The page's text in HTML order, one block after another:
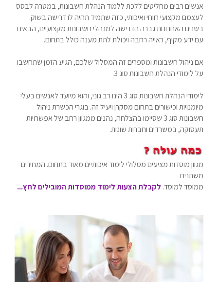
אנשים רבים מחליטים ללכת ללמוד הנהלת חשבונות, במטרה לבסס
לעצמם מקצועי רווחי ואיכותי, כזה שתמיד תהיה לו דרישה בשוק.
בשנים האחרונות גברה הדרישה למנהלי חשבונות מקצועיים, הבאים
עם ידע מקיף, ראייה רחבה ויכולת לתת מענה כולל בתחום.
אם ניהול חשבונות ומספרים זה המסלול שלכם, הגיע הזמן שתחשבו
על לימודי הנהלת חשבונות סוג 3.
לימודי הנהלת חשבונות סוג 3 הינו רב גוני, והוא מיועד לאנשים בעלי
מיומנויות וכישורים בתחום מסקרן ויעיל זה. בוגרי הכשרת ניהול
חשבונות סוג 3 שסיימו בהצלחה, נהנים ממגוון רחב של אפשרויות
תעסוקה, במשרדים וחברות שונות.
מגוון מוסדות מציעים מסלולי לימוד איכותיים מאוד בתחום. המחירים
משתנים
ממוסד למוסד. לקבלת הצעות לימוד ממוסדות המובילים לחץ...